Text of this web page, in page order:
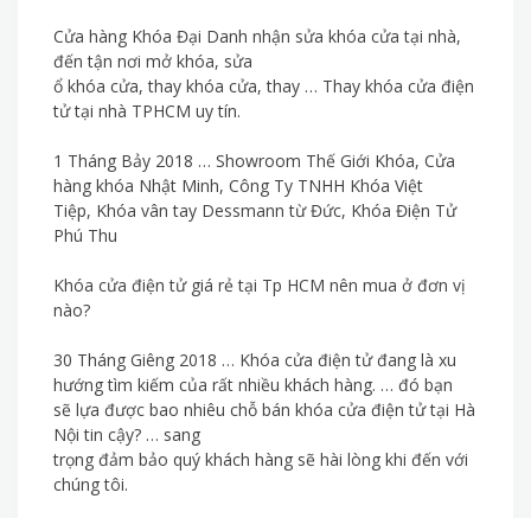
Cửa hàng Khóa Đại Danh nhận sửa khóa cửa tại nhà,
đến tận nơi mở khóa, sửa
ổ khóa cửa, thay khóa cửa, thay … Thay khóa cửa điện
tử tại nhà TPHCM uy tín.
1 Tháng Bảy 2018 … Showroom Thế Giới Khóa, Cửa
hàng khóa Nhật Minh, Công Ty TNHH Khóa Việt
Tiệp, Khóa vân tay Dessmann từ Đức, Khóa Điện Tử
Phú Thu
Khóa cửa điện tử giá rẻ tại Tp HCM nên mua ở đơn vị
nào?
30 Tháng Giêng 2018 … Khóa cửa điện tử đang là xu
hướng tìm kiếm của rất nhiều khách hàng. … đó bạn
sẽ lựa được bao nhiêu chỗ bán khóa cửa điện tử tại Hà
Nội tin cậy? … sang
trọng đảm bảo quý khách hàng sẽ hài lòng khi đến với
chúng tôi.